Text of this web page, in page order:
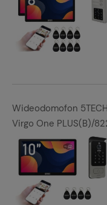
Wideodomofon
Virgo One PLUS(B)/